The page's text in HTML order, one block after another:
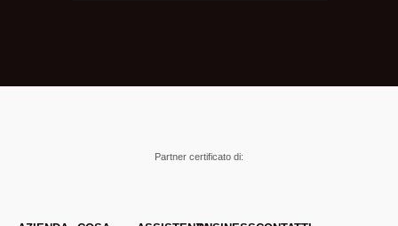
Partner certificato di: